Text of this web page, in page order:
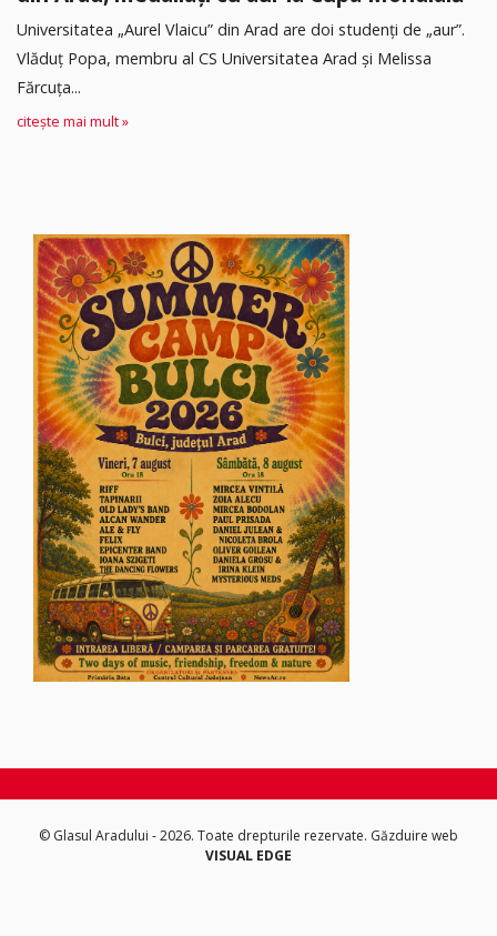
Universitatea „Aurel Vlaicu” din Arad are doi studenți de „aur”.
Vlăduț Popa, membru al CS Universitatea Arad și Melissa
Fărcuța...
citește mai mult »
© Glasul Aradului - 2026. Toate drepturile rezervate. Găzduire web
VISUAL EDGE